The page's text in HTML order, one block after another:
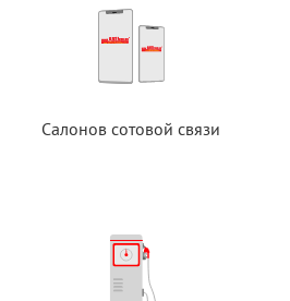
Салонов сотовой связи